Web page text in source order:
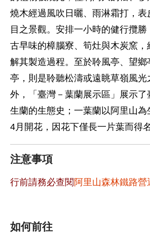
燒木經過風吹日曬、雨淋霜打，表
目之景觀。安排一小時的健行攬
古早味的樟腦寮、筍灶與木炭窯，
解其製造過程。至於聆風亭、望
亭，則是聆聽松濤或遠眺草嶺風光
外，「臺灣－葉蘭展示區」展示了
生蘭的生態史；一葉蘭以阿里山為
4月開花，因花下僅長一片葉而得名
注意事項
行前請務必查閱 阿里山森林鐵路營
如何前往